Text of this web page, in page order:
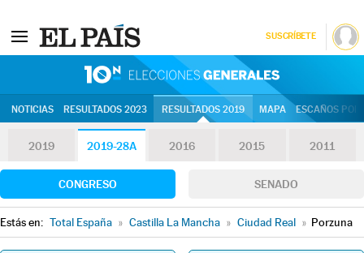
SUSCRÍBETE
NOTICIAS RESULTADOS 2023 RESULTADOS 2019 MAPA ESCAÑOS
2019 2019-28A 2016 2015 2011
CONGRESO SENADO
Estás en: Total España » Castilla La Mancha » Ciudad Real » Porzuna